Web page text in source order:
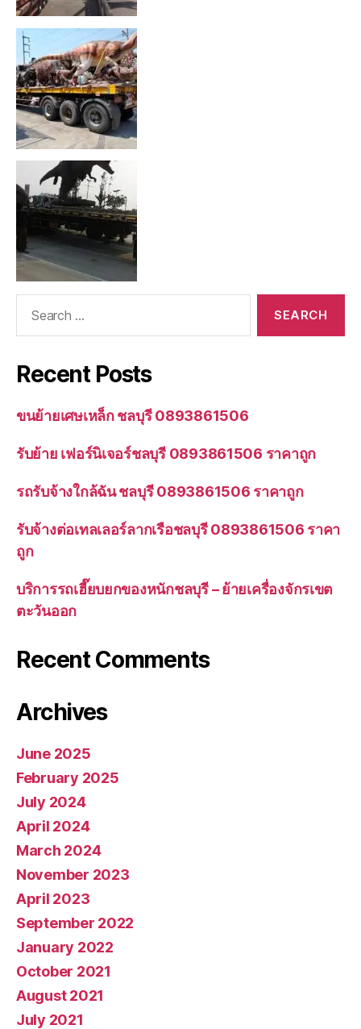
Recent Posts
ขนย้ายเศษเหล็ก ชลบุรี 0893861506
รับย้าย เฟอร์นิเจอร์ชลบุรี 0893861506 ราคาถูก
รถรับจ้างใกล้ฉัน ชลบุรี 0893861506 ราคาถูก
รับจ้างต่อเทลเลอร์ลากเรือชลบุรี 0893861506 ราคา
ถูก
บริการรถเฮี๊ยบยกของหนักชลบุรี – ย้ายเครื่องจักรเขต
ตะวันออก
Recent Comments
Archives
June 2025
February 2025
July 2024
April 2024
March 2024
November 2023
April 2023
September 2022
January 2022
October 2021
August 2021
July 2021